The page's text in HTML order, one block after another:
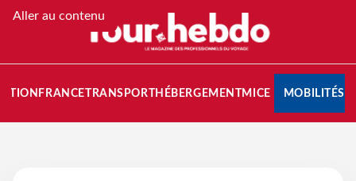
Aller au contenu
FRANCETRANSPORT HÉBERGEMENTMICE MOBILITÉS